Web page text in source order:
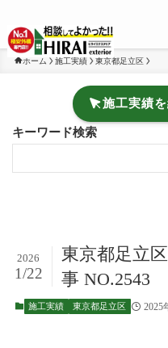
ホーム 施工実績 東京都足立区
施工実績
キーワード検索
東京都足立
事 NO.2543
2026
1/22
施工実績 東京都足立区 2025